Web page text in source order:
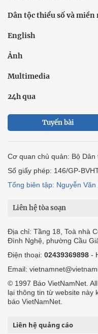
Dân tộc thiểu số và miền
English
Ảnh
Multimedia
24h qua
Tuyến bài
Cơ quan chủ quản: Bộ Dân
Số giấy phép: 146/GP-
Tổng biên tập: Nguyễn Văn
Liên hệ tòa soạn
Địa chỉ: Tầng 18, Toà nhà
Đình Nghệ, phường Cầu
Điện thoại: 02439369898 -
Email:
© 1997 Báo VietNamNet.
lại thông tin từ website này
báo VietNamNet.
Liên hệ quảng cáo